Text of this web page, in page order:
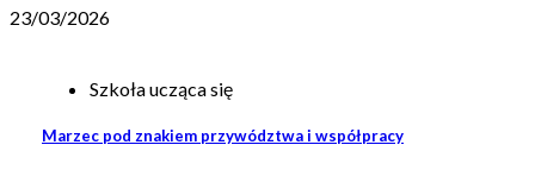
23/03/2026
Szkoła ucząca się
Marzec pod znakiem przywództwa i współpracy